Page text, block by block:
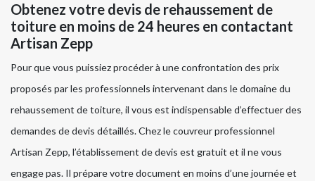
Obtenez votre devis de rehaussement de
toiture en moins de 24 heures en contactant
Artisan Zepp
Pour que vous puissiez procéder à une confrontation des prix
proposés par les professionnels intervenant dans le domaine du
rehaussement de toiture, il vous est indispensable d’effectuer des
demandes de devis détaillés. Chez le couvreur professionnel
Artisan Zepp, l’établissement de devis est gratuit et il ne vous
engage pas. Il prépare votre document en moins d’une journée et